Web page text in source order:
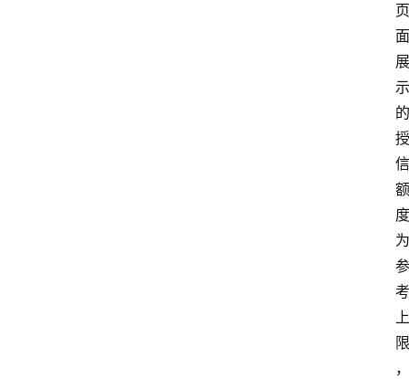
页
面
展
示
的
授
信
额
度
为
参
考
上
限
，